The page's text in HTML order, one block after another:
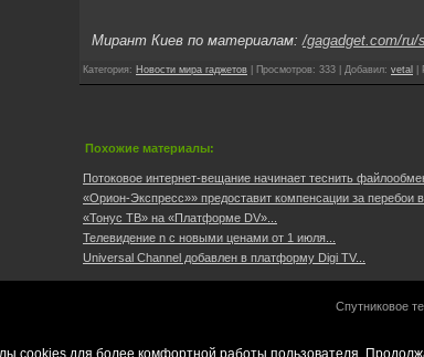
Мирант Киев по материалам: /gagadget.com/ru/
Категория: Новости мира гаджетов Просмотров: 333 Добавил: vetal
Похожие материалы:
Потоковое интернет-вещание начинает теснить
«Орион-Экспресс»» предоставит компенсации за перебои в
«Тонус ТВ» на «Платформе DV»...
Teлевидение n с новыми ценами от 1 июля...
Universal Channel добавлен в платформу Digi TV...
Спутниковое
cookies для более комфортной работы пользователя.